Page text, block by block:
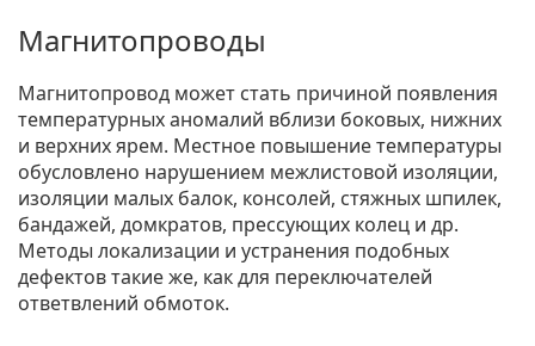
Магнитопроводы
Магнитопровод может стать причиной появления
температурных аномалий вблизи боковых, нижних
и верхних ярем. Местное повышение температуры
обусловлено нарушением межлистовой изоляции,
изоляции малых балок, консолей, стяжных шпилек,
бандажей, домкратов, прессующих колец и др.
Методы локализации и устранения подобных
дефектов такие же, как для переключателей
ответвлений обмоток.